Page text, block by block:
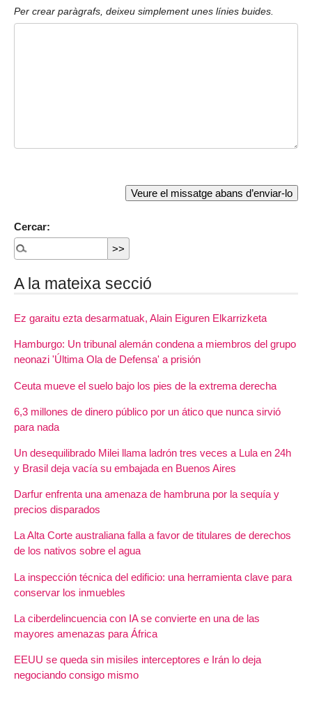
Per crear paràgrafs, deixeu simplement unes línies buides.
Cercar:
A la mateixa secció
Ez garaitu ezta desarmatuak, Alain Eiguren Elkarrizketa
Hamburgo: Un tribunal alemán condena a miembros del grupo
neonazi 'Última Ola de Defensa' a prisión
Ceuta mueve el suelo bajo los pies de la extrema derecha
6,3 millones de dinero público por un ático que nunca sirvió
para nada
Un desequilibrado Milei llama ladrón tres veces a Lula en 24h
y Brasil deja vacía su embajada en Buenos Aires
Darfur enfrenta una amenaza de hambruna por la sequía y
precios disparados
La Alta Corte australiana falla a favor de titulares de derechos
de los nativos sobre el agua
La inspección técnica del edificio: una herramienta clave para
conservar los inmuebles
La ciberdelincuencia con IA se convierte en una de las
mayores amenazas para África
EEUU se queda sin misiles interceptores e Irán lo deja
negociando consigo mismo